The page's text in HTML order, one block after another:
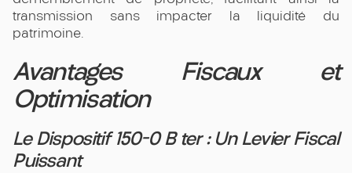
transmission sans impacter la liquidité du
patrimoine.
Avantages Fiscaux et
Optimisation
Le Dispositif 150-0 B ter : Un Levier Fiscal
Puissant